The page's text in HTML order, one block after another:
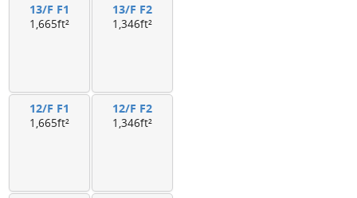
13/F F1
1,665ft²
13/F F2
1,346ft²
12/F F1
1,665ft²
12/F F2
1,346ft²